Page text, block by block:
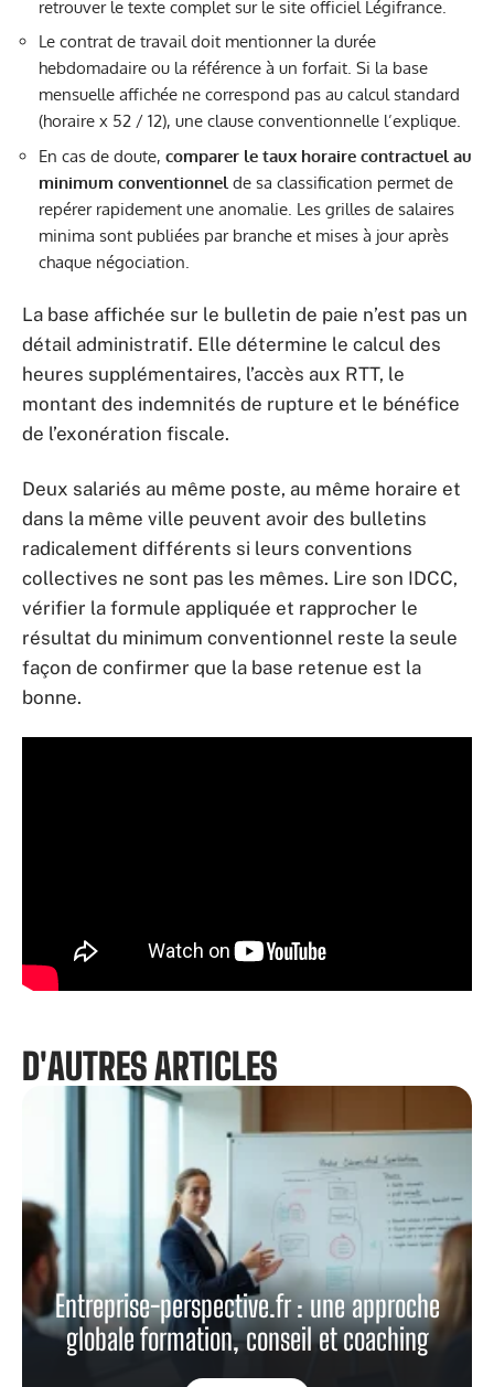
retrouver le texte complet sur le site officiel Légifrance.
Le contrat de travail doit mentionner la durée
hebdomadaire ou la référence à un forfait. Si la base
mensuelle affichée ne correspond pas au calcul standard
(horaire x 52 / 12), une clause conventionnelle l’explique.
En cas de doute, comparer le taux horaire contractuel au
minimum conventionnel de sa classification permet de
repérer rapidement une anomalie. Les grilles de salaires
minima sont publiées par branche et mises à jour après
chaque négociation.
La base affichée sur le bulletin de paie n’est pas un
détail administratif. Elle détermine le calcul des
heures supplémentaires, l’accès aux RTT, le
montant des indemnités de rupture et le bénéfice
de l’exonération fiscale.
Deux salariés au même poste, au même horaire et
dans la même ville peuvent avoir des bulletins
radicalement différents si leurs conventions
collectives ne sont pas les mêmes. Lire son IDCC,
vérifier la formule appliquée et rapprocher le
résultat du minimum conventionnel reste la seule
façon de confirmer que la base retenue est la
bonne.
D'AUTRES ARTICLES
Entreprise-perspective.fr : une approche
globale formation, conseil et coaching